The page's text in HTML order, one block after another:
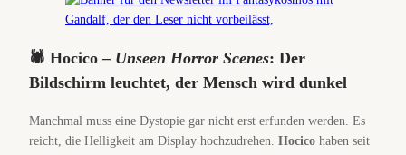
🕷️ Hocico – Unseen Horror Scenes: Der
Bildschirm leuchtet, der Mensch wird dunkel
Manchmal muss eine Dystopie gar nicht erst erfunden werden. Es
reicht, die Helligkeit am Display hochzudrehen. Hocico haben seit